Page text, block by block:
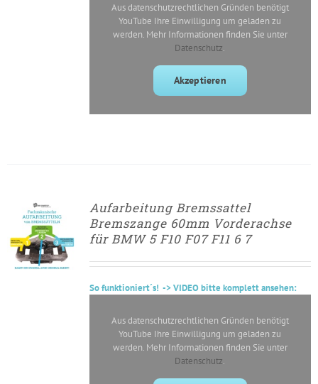
Aus datenschutzrechtlichen Gründen benötigt
YouTube Ihre Einwilligung um geladen zu
werden. Mehr Informationen finden Sie unter
Datenschutz.
Akzeptieren
► ZUM
AUFARBEITUNGSANTRAG
/
DETAILS
Aufarbeitung Bremssattel
Bremszange 60mm Vorderachse
für BMW 5 F10 F07 F11 6 7
Sofunktioniert´s! -> VIDEO bitte komplett ansehen:
Aus datenschutzrechtlichen Gründen benötigt
YouTube Ihre Einwilligung um geladen zu
werden. Mehr Informationen finden Sie unter
Datenschutz.